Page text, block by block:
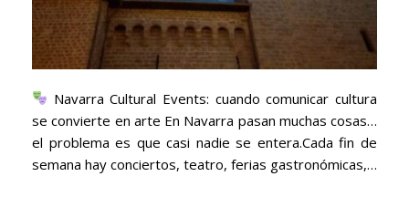
Navarra Cultural Events: cuando comunicar cultura
se convierte en arte En Navarra pasan muchas cosas…
el problema es que casi nadie se entera.Cada fin de
semana hay conciertos, teatro, ferias gastronómicas,…